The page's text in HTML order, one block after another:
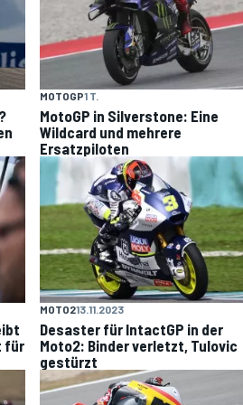
MOTOGP1 T.
MotoGP in Silverstone: Eine
Wildcard und mehrere
Ersatzpiloten
für
MOTO213.11.2023
Desaster für IntactGP in der
Moto2: Binder verletzt, Tulovic
gestürzt